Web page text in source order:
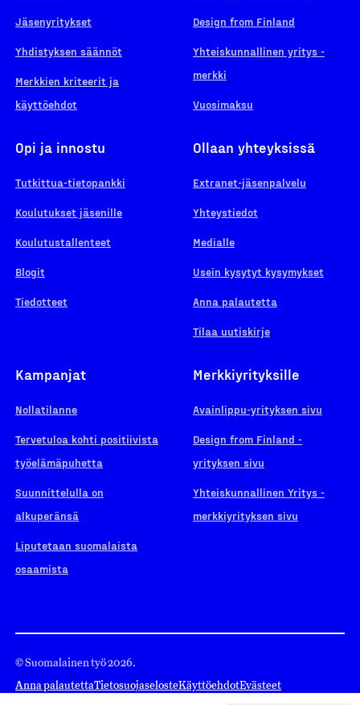
Jäsenyritykset
Yhdistyksen säännöt
Merkkien kriteerit ja
käyttöehdot
Design from Finland
Yhteiskunnallinen yritys -
merkki
Vuosimaksu
Opi ja innostu
Tutkittua-tietopankki
Koulutukset jäsenille
Koulutustallenteet
Blogit
Tiedotteet
Ollaan yhteyksissä
Extranet-jäsenpalvelu
Yhteystiedot
Medialle
Usein kysytyt kysymykset
Anna palautetta
Tilaa uutiskirje
Kampanjat
Nollatilanne
Tervetuloa kohti positiivista
työelämäpuhetta
Suunnittelulla on
alkuperänsä
Liputetaan suomalaista
osaamista
Merkkiyrityksille
Avainlippu-yrityksen sivu
Design from Finland -
yrityksen sivu
Yhteiskunnallinen Yritys -
merkkiyrityksen sivu
© Suomalainen työ 2026.
Anna palautettaTietosuojaselosteKäyttöehdotEvästeet